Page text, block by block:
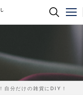
自分だけの雑貨にDIY！